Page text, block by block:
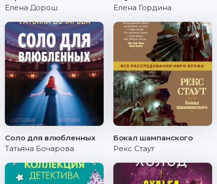
Елена Дорош
Елена Гордина
Соло для влюбленных
Татьяна Бочарова
Бокал шампанского
Рекс Стаут